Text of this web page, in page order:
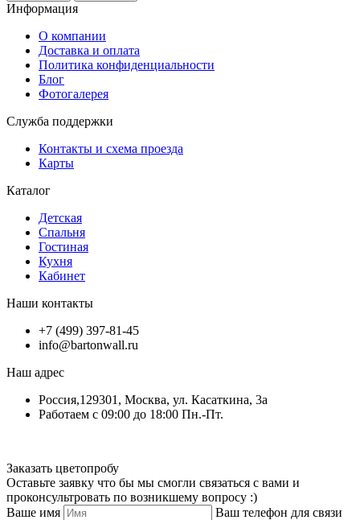
Информация
О компании
Доставка и оплата
Политика конфиденциальности
Блог
Фотогалерея
Служба поддержки
Контакты и схема проезда
Карты
Каталог
Детская
Спальня
Гостиная
Кухня
Кабинет
Наши контакты
+7 (499) 397-81-45
info@bartonwall.ru
Наш адрес
Россия,129301, Москва, ул. Касаткина, 3а
Работаем с 09:00 до 18:00 Пн.-Пт.
Заказать цветопробу
Оставьте заявку что бы мы смогли связаться с вами и
проконсультровать по возникшему вопросу :)
Ваше имя
Ваш телефон для связи